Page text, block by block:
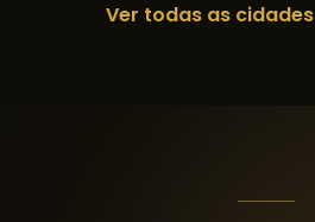
Ver todas as